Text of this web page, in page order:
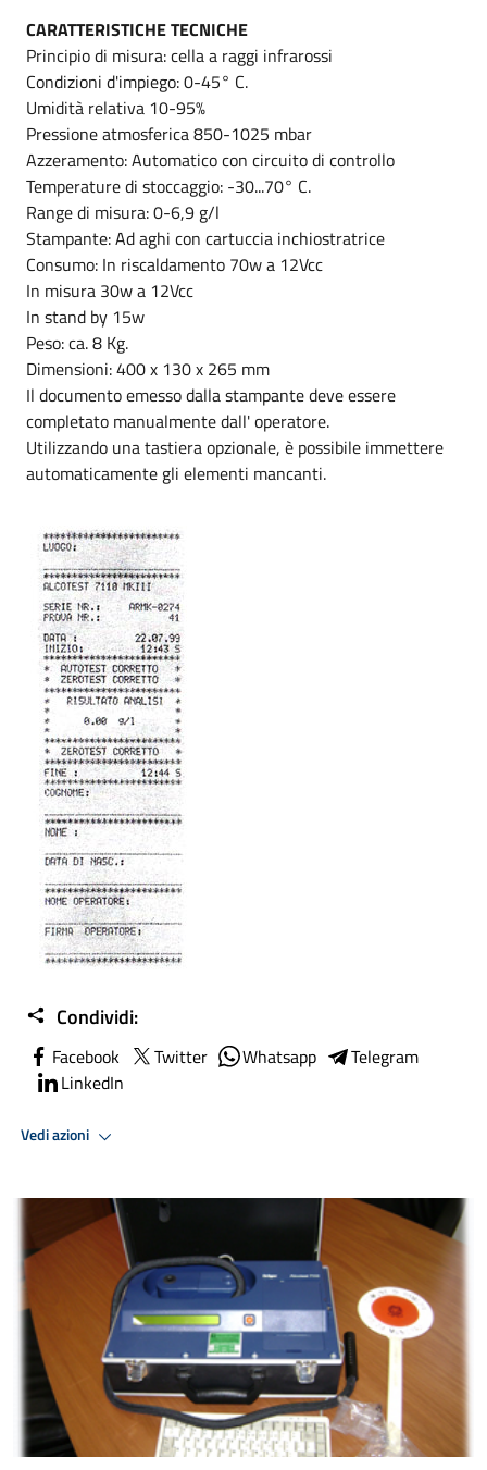
CARATTERISTICHE TECNICHE
Principio di misura: cella a raggi infrarossi
Condizioni d'impiego: 0-45° C.
Umidità relativa 10-95%
Pressione atmosferica 850-1025 mbar
Azzeramento: Automatico con circuito di controllo
Temperature di stoccaggio: -30...70° C.
Range di misura: 0-6,9 g/l
Stampante: Ad aghi con cartuccia inchiostratrice
Consumo: In riscaldamento 70w a 12Vcc
In misura 30w a 12Vcc
In stand by 15w
Peso: ca. 8 Kg.
Dimensioni: 400 x 130 x 265 mm
Il documento emesso dalla stampante deve essere
completato manualmente dall' operatore.
Utilizzando una tastiera opzionale, è possibile immettere
automaticamente gli elementi mancanti.
Condividi:
Facebook Twitter Whatsapp
Telegram
LinkedIn
Vedi azioni